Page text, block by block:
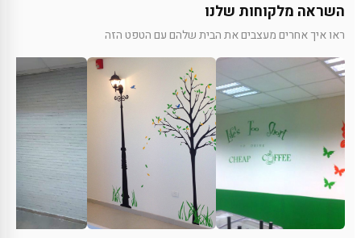
השראה מלקוחות שלנו
ראו איך אחרים מעצבים את הבית שלהם עם הטפט הזה